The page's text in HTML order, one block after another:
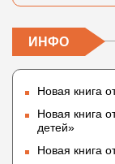
ИНФО
Новая книга
Новая книга
детей»
Новая книга